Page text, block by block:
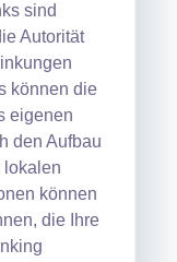
sind
Autorität
können die
eigenen
den Aufbau
lokalen
können
die Ihre